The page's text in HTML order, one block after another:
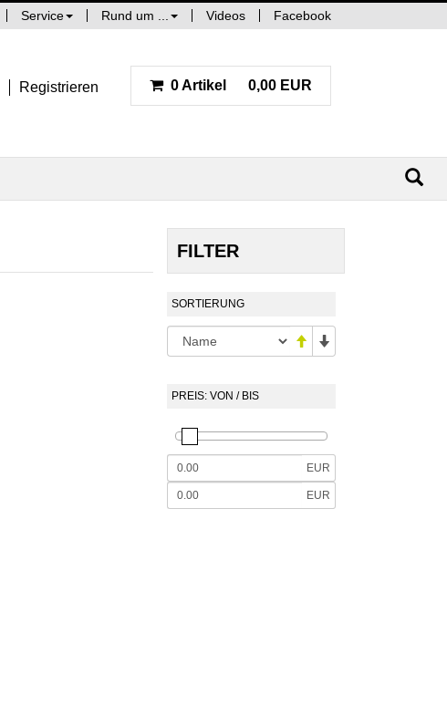
Service Rund um ... Videos Facebook
Registrieren 0 Artikel 0,00 EUR
FILTER
SORTIERUNG
PREIS: VON / BIS
EUR
EUR